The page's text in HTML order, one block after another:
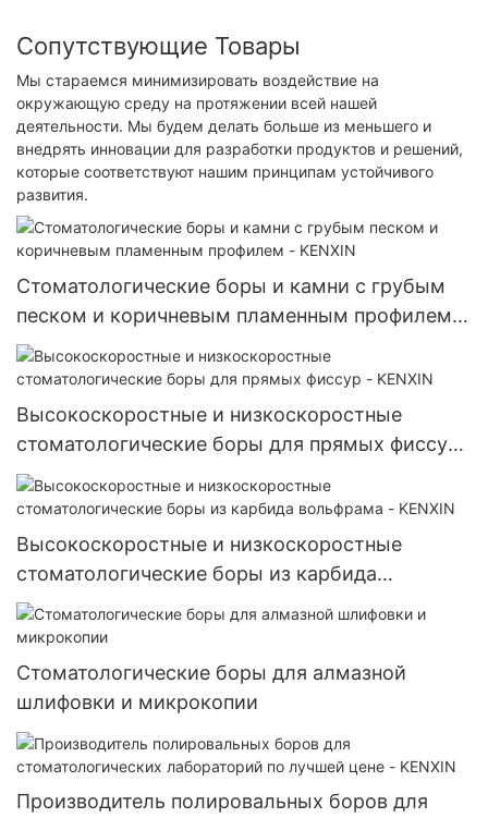
Сопутствующие Товары
Мы стараемся минимизировать воздействие на
окружающую среду на протяжении всей нашей
деятельности. Мы будем делать больше из меньшего и
внедрять инновации для разработки продуктов и решений,
которые соответствуют нашим принципам устойчивого
развития.
Стоматологические боры и камни с грубым
песком и коричневым пламенным профилем -
KENXIN
Высокоскоростные и низкоскоростные
стоматологические боры для прямых фиссур
- KENXIN
Высокоскоростные и низкоскоростные
стоматологические боры из карбида
вольфрама - KENXIN
Стоматологические боры для алмазной
шлифовки и микрокопии
Производитель полировальных боров для